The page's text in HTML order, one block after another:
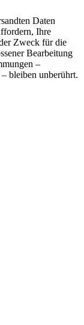
Daten
Ihre
Zweck für die
Bearbeitung
–
bleiben unberührt.